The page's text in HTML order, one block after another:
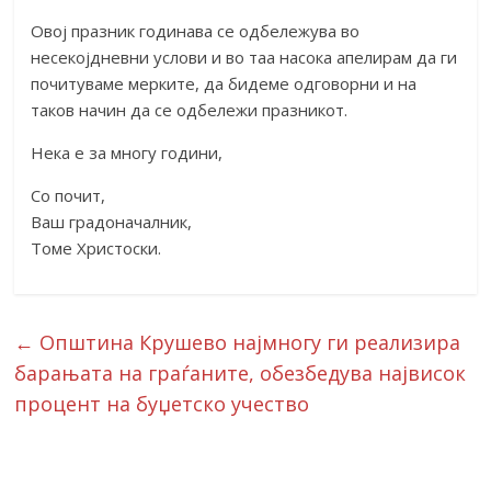
Овој празник годинава се одбележува во
несекојдневни услови и во таа насока апелирам да ги
почитуваме мерките, да бидеме одговорни и на
таков начин да се одбележи празникот.
Нека е за многу години,
Со почит,
Ваш градоначалник,
Томе Христоски.
← Општина Крушево најмногу ги реализира
барањата на граѓаните, обезбедува највисок
процент на буџетско учество